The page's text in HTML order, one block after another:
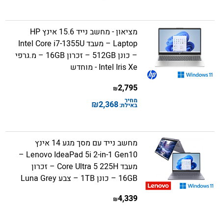
מציאון - מחשב נייד 15.6 אינץ HP
Laptop – מעבד Intel Core i7-1355U
– כונן 512GB – זכרון 16GB – מ.גרפי
Intel Iris Xe - מוחדש
2,795
₪
מחיר
באילת:2,368
₪
מחשב נייד עם מסך מגע 14 אינץ
Lenovo IdeaPad 5i 2-in-1 Gen10 –
מעבד Core Ultra 5 225H – זכרון
16GB – כונן 1TB – צבע Luna Grey
4,339
₪